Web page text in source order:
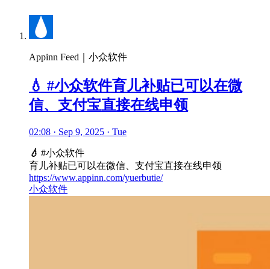
Appinn Feed｜小众软件
💧 #小众软件育儿补贴已可以在微
信、支付宝直接在线申领
02:08 · Sep 9, 2025 · Tue
💧 #小众软件
育儿补贴已可以在微信、支付宝直接在线申领
https://www.appinn.com/yuerbutie/
小众软件